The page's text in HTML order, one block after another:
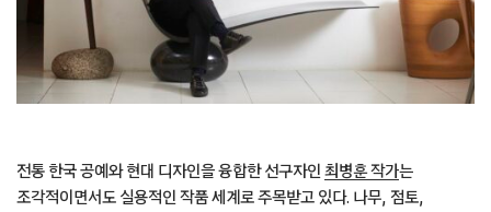
전통 한국 공예와 현대 디자인을 융합한 선구자인 최병훈 작가는
조각적이면서도 실용적인 작품 세계로 주목받고 있다. 나무, 점토,